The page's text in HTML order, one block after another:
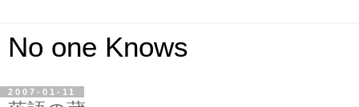
No one Knows
2007-01-11